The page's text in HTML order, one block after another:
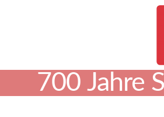
700 Jahre